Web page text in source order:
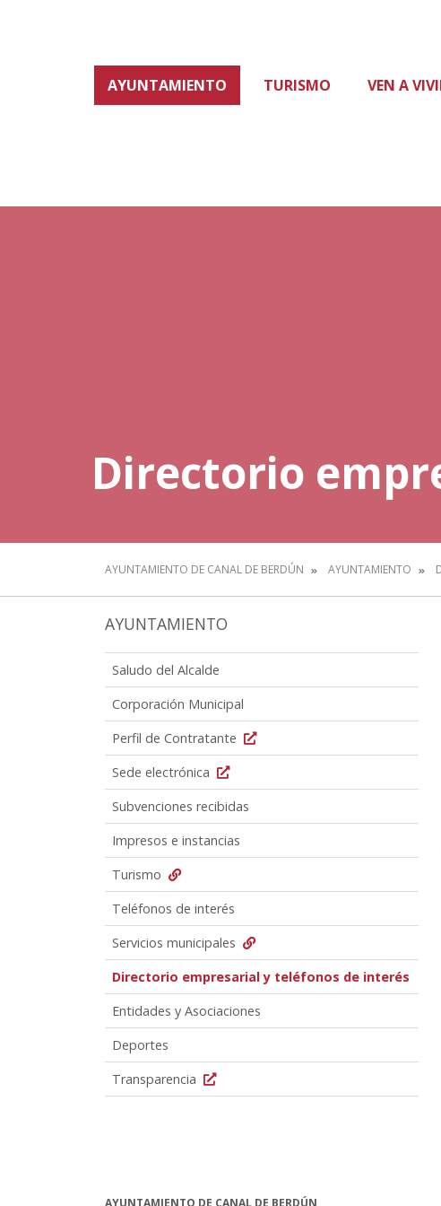
AYUNTAMIENTO TURISMO VEN A
Directorio
AYUNTAMIENTO DE CANAL DE BERDÚN AYUNTAMIENTO
AYUNTAMIENTO
Saludo del Alcalde
Corporación Municipal
Perfil de Contratante
Sede electrónica
Subvenciones recibidas
Impresos e instancias
Turismo
Teléfonos de interés
Servicios municipales
Directorio empresarial y teléfonos de interés
Entidades y Asociaciones
Deportes
Transparencia
AYUNTAMIENTO DE CANAL DE BERDÚN